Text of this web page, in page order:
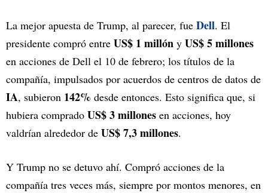
La mejor apuesta de Trump, al parecer, fue Dell. El
presidente compró entre US$ 1 millón y US$ 5 millones
en acciones de Dell el 10 de febrero; los títulos de la
compañía, impulsados por acuerdos de centros de datos de
IA, subieron 142% desde entonces. Esto significa que, si
hubiera comprado US$ 3 millones en acciones, hoy
valdrían alrededor de US$ 7,3 millones.
Y Trump no se detuvo ahí. Compró acciones de la
compañía tres veces más, siempre por montos menores, en